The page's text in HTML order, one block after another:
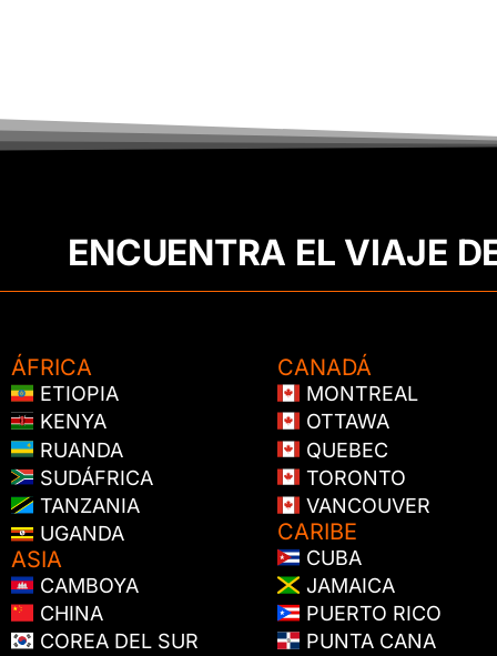
ENCUENTRA EL VIAJE
ÁFRICA
ETIOPIA
KENYA
RUANDA
SUDÁFRICA
TANZANIA
UGANDA
ASIA
CAMBOYA
CHINA
COREA DEL SUR
CANADÁ
MONTREAL
OTTAWA
QUEBEC
TORONTO
VANCOUVER
CARIBE
CUBA
JAMAICA
PUERTO RICO
PUNTA CANA